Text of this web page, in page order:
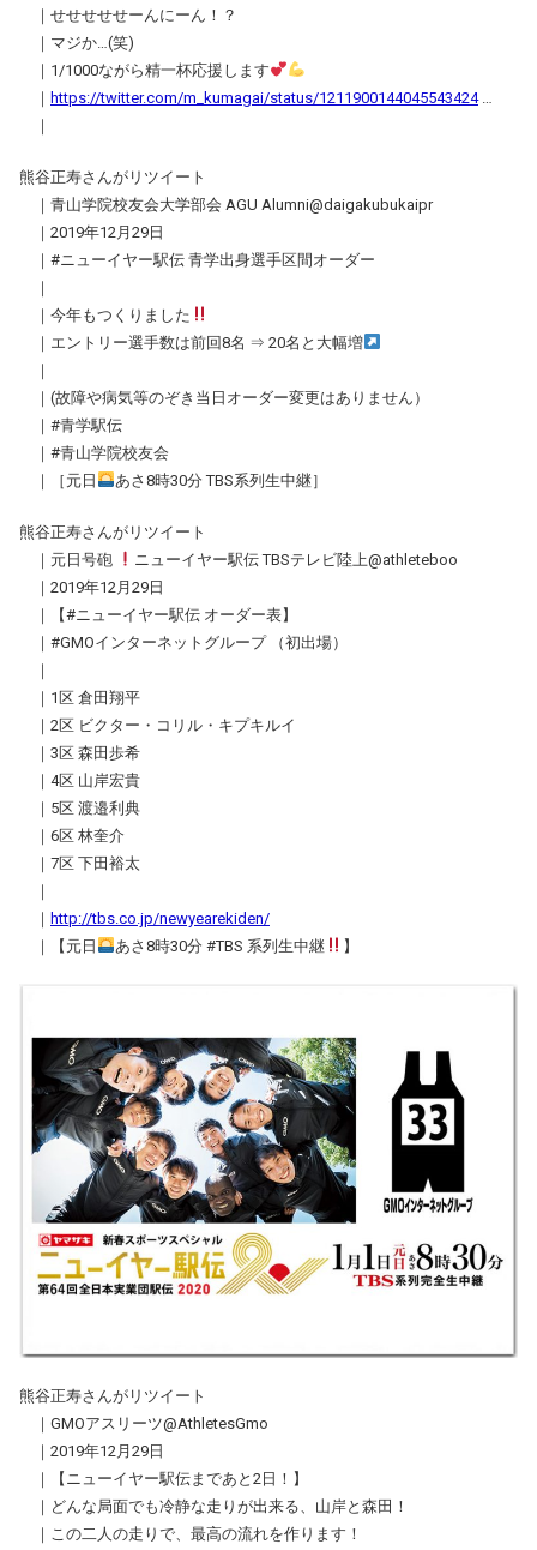
｜せせせせせーんにーん！？
｜マジか…(笑)
｜1/1000ながら精一杯応援します
｜ https://twitter.com/m_kumagai/status/1211900144045543424…
｜
熊谷正寿さんがリツイート
｜青山学院校友会大学部会 AGU Alumni@daigakubukaipr
｜2019年12月29日
｜#ニューイヤー駅伝 青学出身選手区間オーダー
｜
｜今年もつくりました
｜エントリー選手数は前回8名 ⇒ 20名と大幅増
｜
｜(故障や病気等のぞき当日オーダー変更はありません）
｜#青学駅伝
｜#青山学院校友会
｜［元日
あさ8時30分 TBS系列生中継］
熊谷正寿さんがリツイート
｜元日号砲
ニューイヤー駅伝 TBSテレビ陸上@athleteboo
｜2019年12月29日
｜【#ニューイヤー駅伝 オーダー表】
｜#GMOインターネットグループ （初出場）
｜
｜1区 倉田翔平
｜2区 ビクター・コリル・キプキルイ
｜3区 森田歩希
｜4区 山岸宏貴
｜5区 渡邉利典
｜6区 林奎介
｜7区 下田裕太
｜
｜ http://tbs.co.jp/newyearekiden/
｜【元日
あさ8時30分 #TBS 系列生中継 】
熊谷正寿さんがリツイート
｜GMOアスリーツ@AthletesGmo
｜2019年12月29日
｜【ニューイヤー駅伝まであと2日！】
｜どんな局面でも冷静な走りが出来る、山岸と森田！
｜この二人の走りで、最高の流れを作ります！